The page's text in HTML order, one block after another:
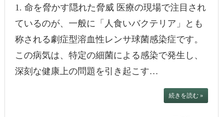
1. 命を脅かす隠れた脅威 医療の現場で注目され
ているのが、一般に「人食いバクテリア」とも
称される劇症型溶血性レンサ球菌感染症です。
この病気は、特定の細菌による感染で発生し、
深刻な健康上の問題を引き起こす…
続きを読む »